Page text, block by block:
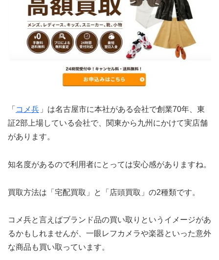
「 コメ兵 」は名古屋市に本社がある会社で創業70年、東
証2部上場している会社で、関東から九州にかけて実店舗
があります。
知名度があるので利用者にとっては安心感がありますね。
買取方法は「宅配買取」と「店頭買取」の2種類です。
コメ兵と言えばブランド品の買い取りというイメージがあ
るかもしれませんが、一眼レフカメラや楽器といった意外
な商品も買い取っています。